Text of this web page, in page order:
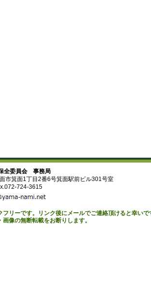
全委員会 事務局
市箕面1丁目2番6号箕面駅前ビル301号室
724-3615
リーです。リンク後にメールでご連絡頂けると幸いで
像の無断転載をお断りします。